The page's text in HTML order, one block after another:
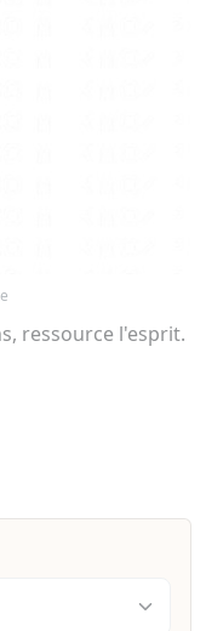
ressource l'esprit.